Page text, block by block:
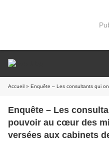
Accueil » Enquête – Les consultants qui ont pris le pouvoir au cœur des ministères. Les sommes versées aux
Enquête – Les
pouvoir au cœur des
versées aux cabinets